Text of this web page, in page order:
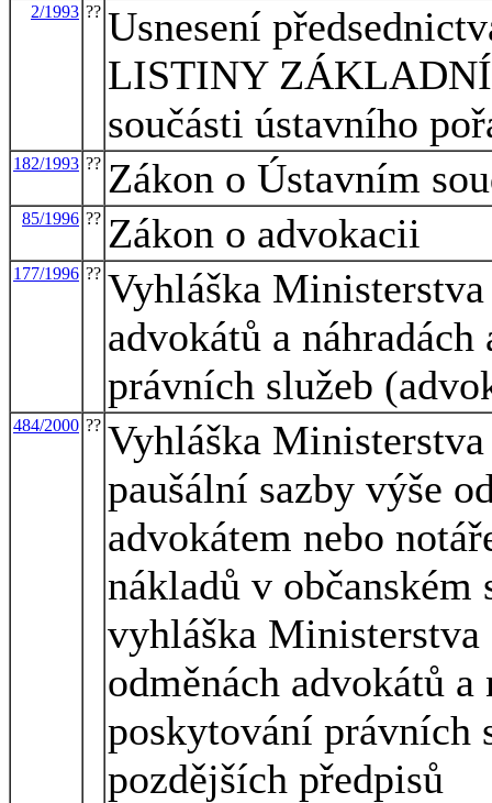
2/1993 ?? Usnesení
LISTINY
součásti ústavního
182/1993 ?? Zákon o Ústavním
85/1996 ?? Zákon o advokacii
177/1996 ?? Vyhláška
advokátů a
právních služeb
484/2000 ?? Vyhláška
paušální sazby výše
advokátem nebo
nákladů v
vyhláška Ministerstva
odměnách advokátů a
poskytování právních
pozdějších předpisů